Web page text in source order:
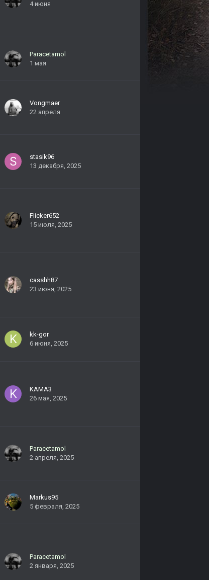
4 июня
Paracetamol
1 мая
Vongmaer
22 апреля
stasik96
13 декабря, 2025
Flicker652
15 июля, 2025
casshh87
23 июня, 2025
kk-gor
6 июня, 2025
KAMA3
26 мая, 2025
Paracetamol
2 апреля, 2025
Markus95
5 февраля, 2025
Paracetamol
2 января, 2025